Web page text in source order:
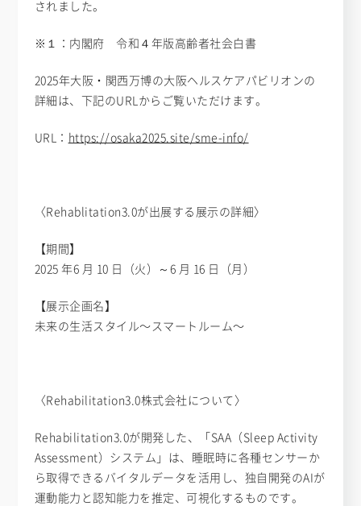
されました。
※１：内閣府 令和４年版高齢者社会白書
2025年大阪・関西万博の大阪ヘルスケアパビリオンの
詳細は、下記のURLからご覧いただけます。
URL： https://osaka2025.site/sme-info/
〈Rehablitation3.0が出展する展示の詳細〉
【期間】
2025 年6 月 10 日（火）～6 月 16 日（月）
【展示企画名】
未来の生活スタイル〜スマートルーム〜
〈Rehabilitation3.0株式会社について〉
Rehabilitation3.0が開発した、「SAA（Sleep Activity
Assessment）システム」は、睡眠時に各種センサーか
ら取得できるバイタルデータを活用し、独自開発のAIが
運動能力と認知能力を推定、可視化するものです。